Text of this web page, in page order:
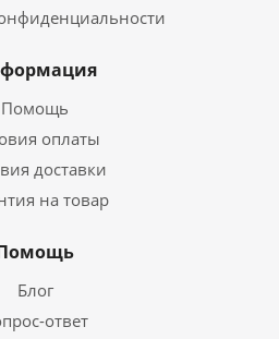
Помощь
оплаты
доставки
на товар
Блог
ответ